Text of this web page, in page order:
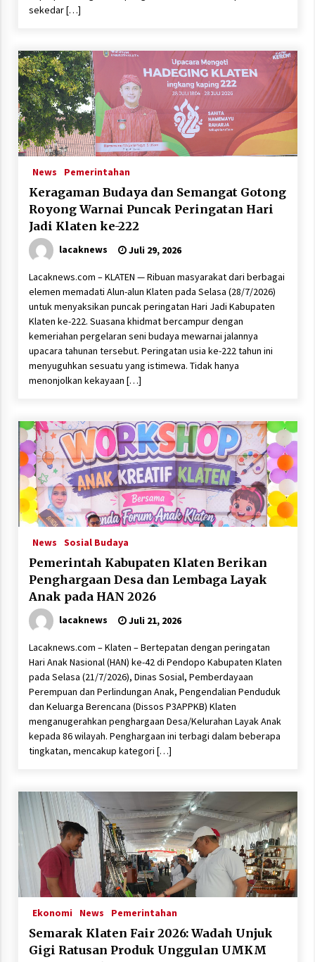
sekedar […]
News Pemerintahan
Keragaman Budaya dan Semangat Gotong
Royong Warnai Puncak Peringatan Hari
Jadi Klaten ke-222
lacaknews Juli 29, 2026
Lacaknews.com – KLATEN — Ribuan masyarakat dari berbagai
elemen memadati Alun-alun Klaten pada Selasa (28/7/2026)
untuk menyaksikan puncak peringatan Hari Jadi Kabupaten
Klaten ke-222. Suasana khidmat bercampur dengan
kemeriahan pergelaran seni budaya mewarnai jalannya
upacara tahunan tersebut. Peringatan usia ke-222 tahun ini
menyuguhkan sesuatu yang istimewa. Tidak hanya
menonjolkan kekayaan […]
News Sosial Budaya
Pemerintah Kabupaten Klaten Berikan
Penghargaan Desa dan Lembaga Layak
Anak pada HAN 2026
lacaknews Juli 21, 2026
Lacaknews.com – Klaten – Bertepatan dengan peringatan
Hari Anak Nasional (HAN) ke-42 di Pendopo Kabupaten Klaten
pada Selasa (21/7/2026), Dinas Sosial, Pemberdayaan
Perempuan dan Perlindungan Anak, Pengendalian Penduduk
dan Keluarga Berencana (Dissos P3APPKB) Klaten
menganugerahkan penghargaan Desa/Kelurahan Layak Anak
kepada 86 wilayah. Penghargaan ini terbagi dalam beberapa
tingkatan, mencakup kategori […]
Ekonomi News Pemerintahan
Semarak Klaten Fair 2026: Wadah Unjuk
Gigi Ratusan Produk Unggulan UMKM